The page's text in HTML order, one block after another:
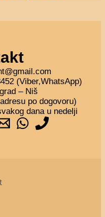
(Viber,WhatsApp)
– Niš
po dogovoru)
dana u nedelji